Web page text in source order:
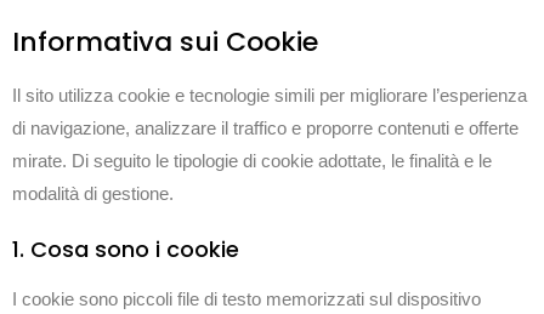
Informativa sui Cookie
Il sito utilizza cookie e tecnologie simili per migliorare l’esperienza
di navigazione, analizzare il traffico e proporre contenuti e offerte
mirate. Di seguito le tipologie di cookie adottate, le finalità e le
modalità di gestione.
1. Cosa sono i cookie
I cookie sono piccoli file di testo memorizzati sul dispositivo